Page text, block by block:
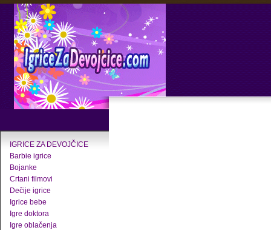
IGRICE ZA DEVOJČICE
Barbie igrice
Bojanke
Crtani filmovi
Dečije igrice
Igrice bebe
Igre doktora
Igre oblačenja